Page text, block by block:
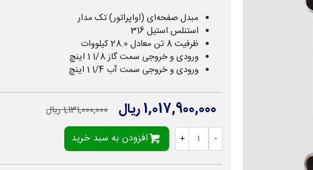
مبدل صفحه‌ای (اواپراتور) تک مدار
استنلس استیل 316
ظرفیت 8 تن معادل 28.0 کیلووات
ورودی و خروجی سمت گاز 1/8 1 اینچ
ورودی و خروجی سمت آب 1/4 1 اینچ
1,017,900,000 ریال 1,131,000,000 ریال
-
+ افزودن به سبد خرید